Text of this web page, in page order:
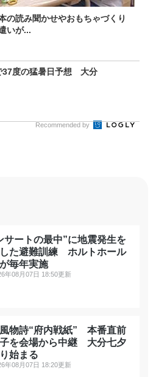
読み聞かせやおもちゃづくり
いが...
37度の猛暑日予想 大分
Recommended by
サートの最中”に地震発生を
た避難訓練 ホルトホール
毎年実施
年08月07日 18:50更新
物詩“府内戦紙” 本番直前
を会場から中継 大分七夕
始まる
年08月07日 18:20更新